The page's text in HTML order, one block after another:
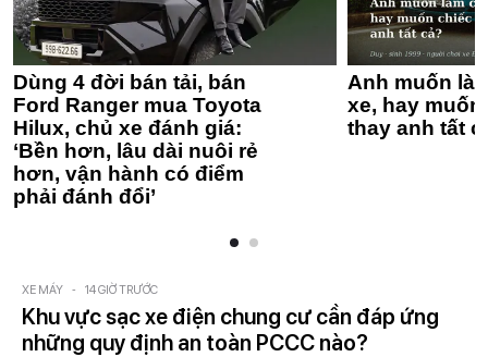
Dùng 4 đời bán tải, bán
Ford Ranger mua Toyota
Hilux, chủ xe đánh giá:
‘Bền hơn, lâu dài nuôi rẻ
hơn, vận hành có điểm
phải đánh đổi’
Anh muốn
xe, hay
thay anh tất
XE MÁY - 14 GIỜ TRƯỚC
Khu vực sạc xe điện chung cư cần đáp ứng
những quy định an toàn PCCC nào?